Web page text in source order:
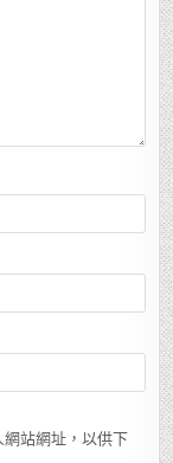
站網址，以供下